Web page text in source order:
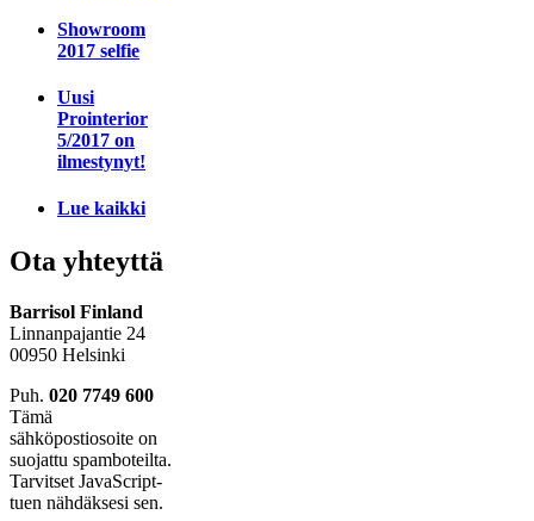
Showroom
2017 selfie
Uusi
Prointerior
5/2017 on
ilmestynyt!
Lue kaikki
Ota yhteyttä
Barrisol Finland
Linnanpajantie 24
00950 Helsinki
Puh. 020 7749 600
Tämä
sähköpostiosoite on
suojattu spamboteilta.
Tarvitset JavaScript-
tuen nähdäksesi sen.